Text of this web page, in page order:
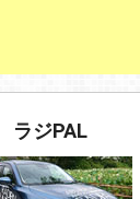
ラジPAL